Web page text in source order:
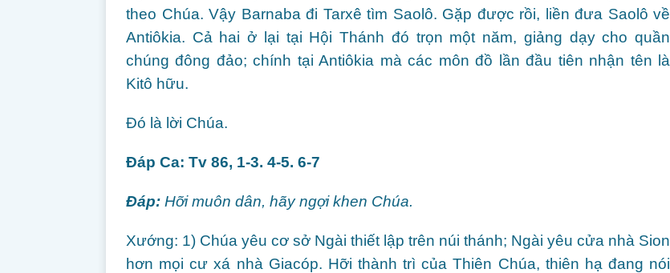
theo Chúa. Vậy Barnaba đi Tarxê tìm Saolô. Gặp được rồi, liền đưa Saolô về
Antiôkia. Cả hai ở lại tại Hội Thánh đó trọn một năm, giảng dạy cho quần
chúng đông đảo; chính tại Antiôkia mà các môn đồ lần đầu tiên nhận tên là
Kitô hữu.
Ðó là lời Chúa.
Ðáp Ca: Tv 86, 1-3. 4-5. 6-7
Ðáp: Hỡi muôn dân, hãy ngợi khen Chúa.
Xướng: 1) Chúa yêu cơ sở Ngài thiết lập trên núi thánh; Ngài yêu cửa nhà Sion
hơn mọi cư xá nhà Giacóp. Hỡi thành trì của Thiên Chúa, thiên hạ đang nói